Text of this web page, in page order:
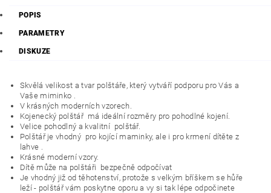
POPIS
PARAMETRY
DISKUZE
Skvělá velikost a tvar polštáře, který vytváří podporu pro Vás a
Vaše miminko .
V krásných moderních vzorech.
Kojenecký polštář má ideální rozměry pro pohodlné kojení.
Velice pohodlný a kvalitní polštář.
Polštář je vhodný pro kojící maminky, ale i pro krmení dítěte z
lahve .
Krásné moderní vzory.
Dítě může na polštáři bezpečně odpočívat
Je vhodný již od těhotenství, protože s velkým bříškem se hůře
leží - polštář vám poskytne oporu a vy si tak lépe odpočinete